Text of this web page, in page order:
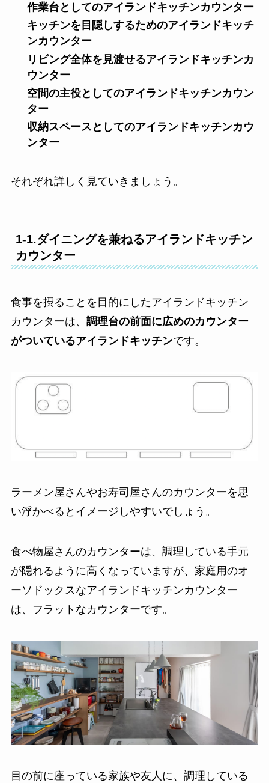
作業台としてのアイランドキッチンカウンター
キッチンを目隠しするためのアイランドキッチ
ンカウンター
リビング全体を見渡せるアイランドキッチンカ
ウンター
空間の主役としてのアイランドキッチンカウン
ター
収納スペースとしてのアイランドキッチンカウ
ンター
それぞれ詳しく見ていきましょう。
1-1.ダイニングを兼ねるアイランドキッチン
カウンター
食事を摂ることを目的にしたアイランドキッチン
カウンターは、 調理台の前面に広めのカウンター
がついているアイランドキッチンです。
ラーメン屋さんやお寿司屋さんのカウンターを思
い浮かべるとイメージしやすいでしょう。
食べ物屋さんのカウンターは、調理している手元
が隠れるように高くなっていますが、家庭用のオ
ーソドックスなアイランドキッチンカウンター
は、フラットなカウンターです。
目の前に座っている家族や友人に、調理している